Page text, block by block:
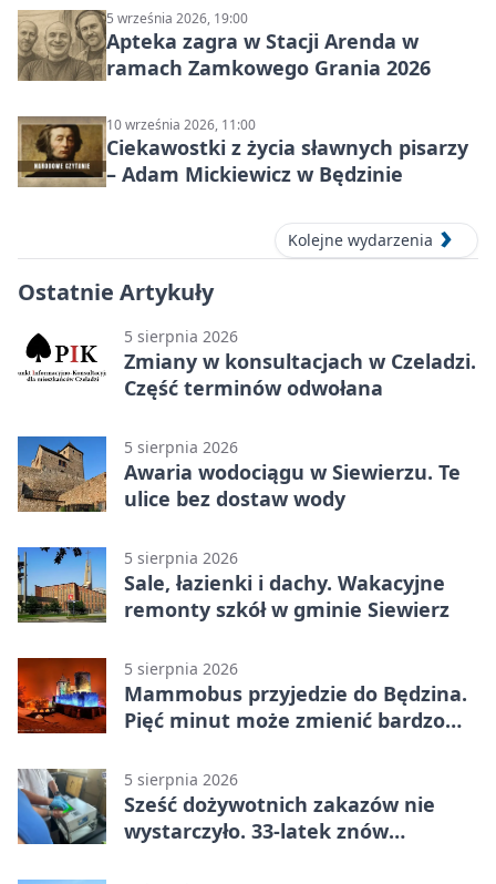
5 września 2026, 19:00
Apteka zagra w Stacji Arenda w
ramach Zamkowego Grania 2026
10 września 2026, 11:00
Ciekawostki z życia sławnych pisarzy
– Adam Mickiewicz w Będzinie
Kolejne wydarzenia
Ostatnie Artykuły
5 sierpnia 2026
Zmiany w konsultacjach w Czeladzi.
Część terminów odwołana
5 sierpnia 2026
Awaria wodociągu w Siewierzu. Te
ulice bez dostaw wody
5 sierpnia 2026
Sale, łazienki i dachy. Wakacyjne
remonty szkół w gminie Siewierz
5 sierpnia 2026
Mammobus przyjedzie do Będzina.
Pięć minut może zmienić bardzo
5 sierpnia 2026
Sześć dożywotnich zakazów nie
wystarczyło. 33-latek znów